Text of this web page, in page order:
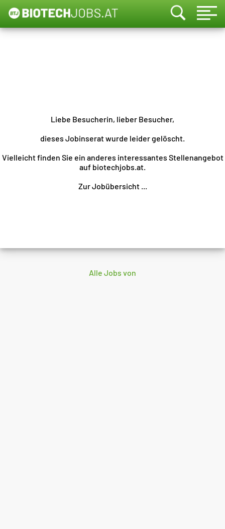
Liebe Besucherin, lieber Besucher,
dieses Jobinserat wurde leider gelöscht.
Vielleicht finden Sie ein anderes interessantes Stellenangebot
auf biotechjobs.at.
Zur Jobübersicht ...
Alle Jobs von